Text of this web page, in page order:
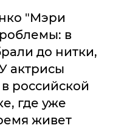
"Мэри
в
до нитки,
актрисы
российской
где уже
живет